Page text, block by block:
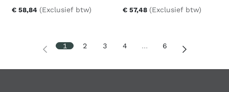
€ 58,84 (Exclusief btw) € 57,48 (Exclusief btw)
1 2 3 4 … 6